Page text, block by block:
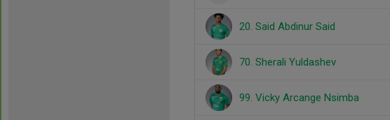
20. Said Abdinur Said
70. Sherali Yuldashev
99. Vicky Arcange Nsimba